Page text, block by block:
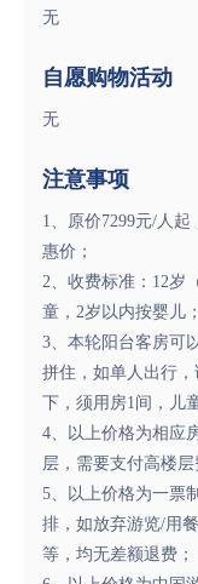
无
自愿购物活动
无
注意事项
1、原价7299元/人
惠价；
2、收费标准：12岁
童，2岁以内按婴儿；
3、本轮阳台客房可
拼住，如单人出行
下，须用房1间，儿
4、以上价格为相应
层，需要支付高楼层
5、以上价格为一票
排，如放弃游览/用
等，均无差额退费；